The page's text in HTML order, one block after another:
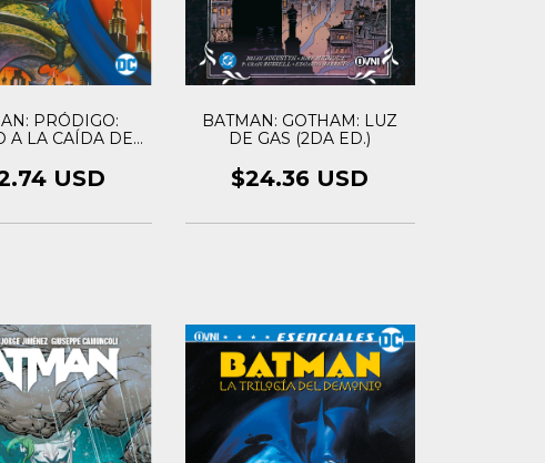
PRÓDIGO:
A LA CAÍDA DEL
USD
BATMAN: GOTHAM: LUZ
DE GAS (2DA ED.)
$24.36 USD